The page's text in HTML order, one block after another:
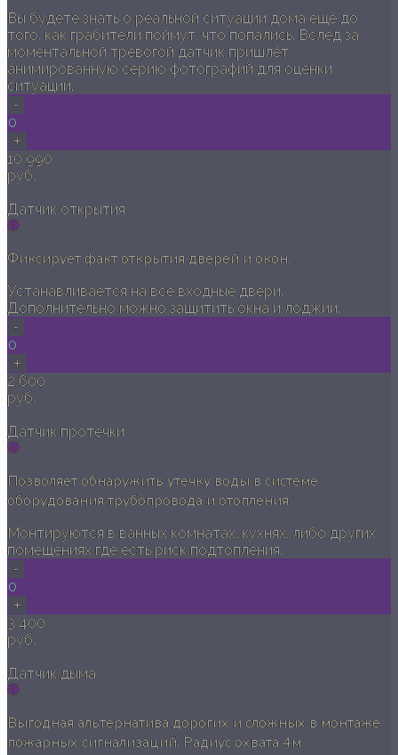
Вы будете знать о реальной ситуации дома ещё до
того, как грабители поймут, что попались. Вслед за
моментальной тревогой датчик пришлёт
анимированную серию фотографий для оценки
ситуации.
-
0
+
10 990
руб.
Датчик открытия
Фиксирует факт открытия дверей и окон.
Устанавливается на все входные двери.
Дополнительно можно защитить окна и лоджии.
-
0
+
2 600
руб.
Датчик протечки
Позволяет обнаружить утечку воды в системе
оборудования трубопровода и отопления
Монтируются в ванных комнатах, кухнях, либо других
помещениях где есть риск подтопления.
-
0
+
3 400
руб.
Датчик дыма
Выгодная альтернатива дорогих и сложных в монтаже
пожарных сигнализаций. Радиус охвата 4м